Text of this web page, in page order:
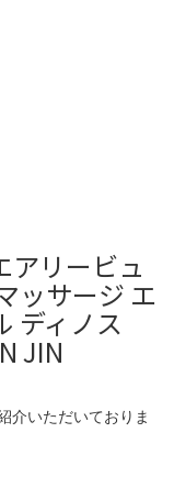
リービュ
ッサージ エ
ディノス
JIN
介いただいておりま